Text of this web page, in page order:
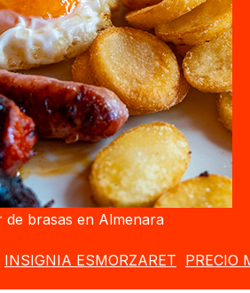
de brasas en Almenara
INSIGNIA ESMORZARET PRECIO